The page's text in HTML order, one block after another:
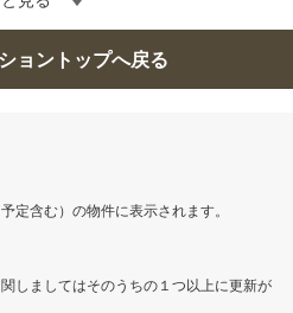
ョントップへ戻る
定含む）の物件に表示されます。
しましてはそのうちの１つ以上に更新が